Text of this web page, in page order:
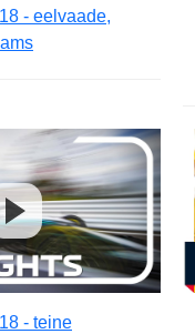
- eelvaade,
- teine